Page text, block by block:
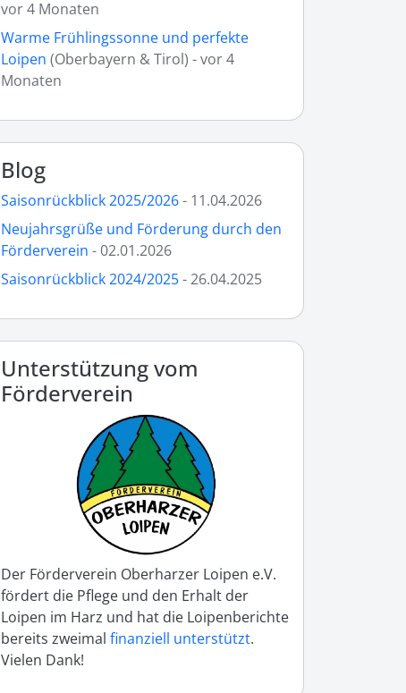
vor 4 Monaten
Warme Frühlingssonne und perfekte
Loipen (Oberbayern & Tirol) - vor 4
Monaten
Blog
Saisonrückblick 2025/2026- 11.04.2026
Neujahrsgrüße und Förderung durch den
Förderverein - 02.01.2026
Saisonrückblick 2024/2025- 26.04.2025
Unterstützung vom
Förderverein
Der Förderverein Oberharzer Loipen e.V.
fördert die Pflege und den Erhalt der
Loipen im Harz und hat die Loipenberichte
bereits zweimal finanziell unterstützt.
Vielen Dank!